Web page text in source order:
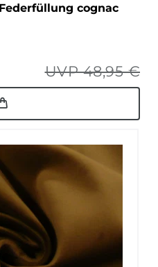
cognac
UVP 48,95 €